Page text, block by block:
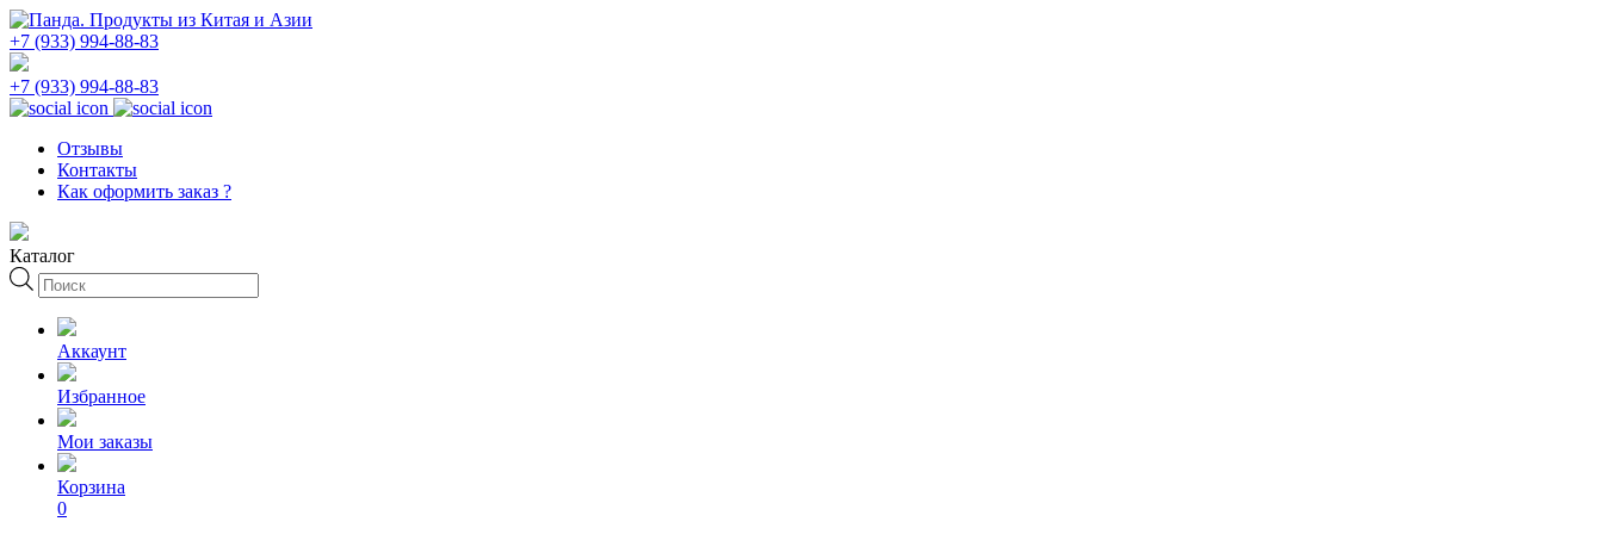
+7 (933) 994-88-83
+7 (933) 994-88-83
Отзывы
Контакты
Как оформить заказ ?
Каталог
Поиск
товаров
Аккаунт
Избранное
Мои заказы
Корзина
0